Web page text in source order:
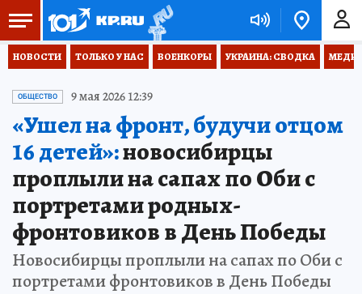
НОВОСТИ ТОЛЬКО У НАС ВОЕНКОРЫ УКРАИНА: СВОДКА
ОБЩЕСТВО 9 мая 2026 12:39
«Ушел на фронт, будучи отцом
16 детей»:новосибирцы
проплыли на сапах по Оби с
портретами родных-
фронтовиков в День Победы
Новосибирцы проплыли на сапах по Оби с
портретами фронтовиков в День Победы